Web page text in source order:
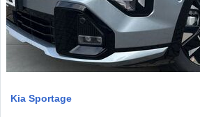
Kia Sportage